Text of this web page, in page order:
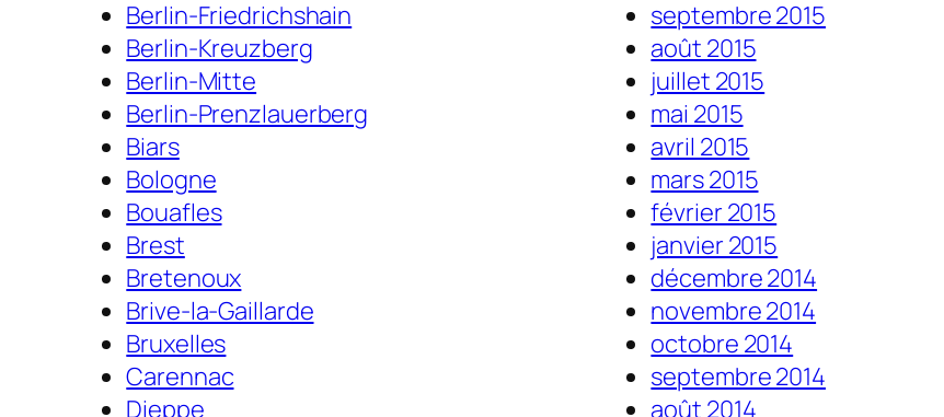
Berlin-Friedrichshain
Berlin-Kreuzberg
Berlin-Mitte
Berlin-Prenzlauerberg
Biars
Bologne
Bouafles
Brest
Bretenoux
Brive-la-Gaillarde
Bruxelles
Carennac
Dieppe
septembre 2015
août 2015
juillet 2015
mai 2015
avril 2015
mars 2015
février 2015
janvier 2015
décembre 2014
novembre 2014
octobre 2014
septembre 2014
août 2014